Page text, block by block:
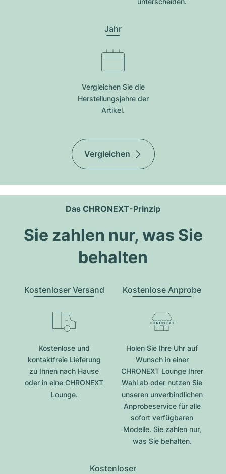
Jahr
Vergleichen Sie die
Herstellungsjahre der
Artikel.
Vergleichen
Das CHRONEXT-Prinzip
Sie zahlen nur, was Sie
behalten
Kostenloser Versand
Kostenlose und
kontaktfreie Lieferung
zu Ihnen nach Hause
oder in eine CHRONEXT
Lounge.
Kostenlose Anprobe
Holen Sie Ihre Uhr auf
Wunsch in einer
CHRONEXT Lounge Ihrer
Wahl ab oder nutzen Sie
unseren unverbindlichen
Anprobeservice für alle
sofort verfügbaren
Modelle. Sie zahlen nur,
was Sie behalten.
Kostenloser